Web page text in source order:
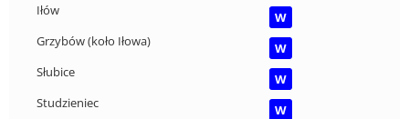
Iłów
W
Grzybów (koło Iłowa)
W
Słubice
W
Studzieniec
W